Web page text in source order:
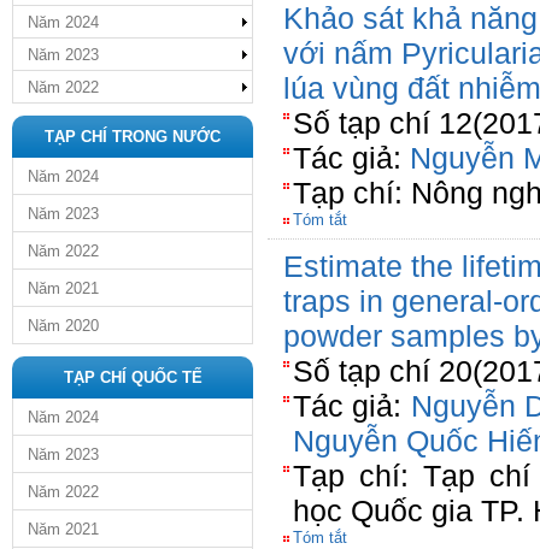
Năm 2024
Năm 2023
Năm 2022
TẠP CHÍ TRONG NƯỚC
Năm 2024
Năm 2023
Năm 2022
Năm 2021
Năm 2020
TẠP CHÍ QUỐC TẾ
Năm 2024
Năm 2023
Năm 2022
Năm 2021
Khảo sát khả
với nấm
lúa vùng đất
Số tạp chí
Tác giả: Nguyễn
Tạp chí: Nông
Tóm tắt
Estimate the
traps in general-
powder samples
Số tạp chí
Tác giả: Nguyễn
Nguyễn Quốc
Tạp chí: Tạp
học Quốc gia TP.
Tóm tắt